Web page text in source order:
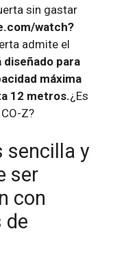
sin gastar
watch?
admite el
diseñado para
máxima
12 metros.¿Es
Z?
sencilla y
ser
con
de